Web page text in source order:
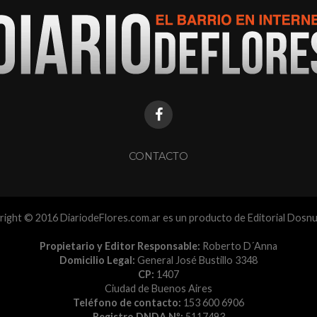
CONTACTO
© 2016 DiariodeFlores.com.ar es un producto de Editorial
Propietario y Editor Responsable: Roberto D´Anna
Domicilio Legal: General José Bustillo 3348
CP: 1407
Ciudad de Buenos Aires
Teléfono de contacto: 153 600 6906